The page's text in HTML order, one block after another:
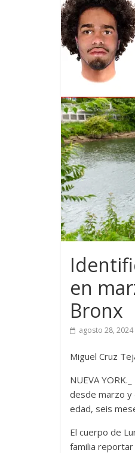
en
Bronx
agosto 28, 2024
Miguel Cruz
NUEVA
desde marzo y
edad, seis
El cuerpo de
familia reportar